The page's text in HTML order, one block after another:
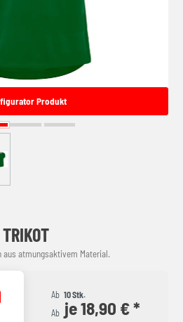
Produkt
atmungsaktivem Material.
Ab 10 Stk.
Ab je 18,90 € *